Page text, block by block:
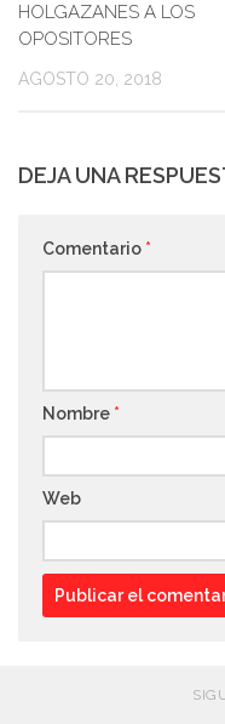
HOLGAZANES A LOS
OPOSITORES
AGOSTO 20, 2018
DEJA UNA
Comentario *
Nombre *
Web